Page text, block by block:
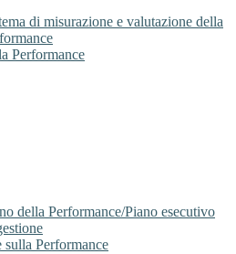
di misurazione e valutazione della
Performance
della Performance/Piano esecutivo
sulla Performance